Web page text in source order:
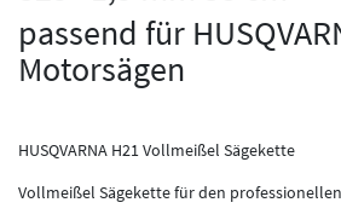
passend für
Motorsägen
HUSQVARNA H21 Vollmeißel Sägekette
Vollmeißel Sägekette für den